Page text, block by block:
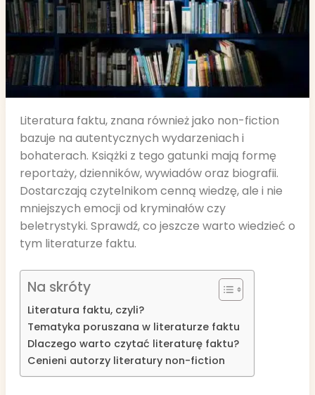
Literatura faktu, znana również jako non-fiction
bazuje na autentycznych wydarzeniach i
bohaterach. Książki z tego gatunki mają formę
reportaży, dzienników, wywiadów oraz biografii.
Dostarczają czytelnikom cenną wiedzę, ale i nie
mniejszych emocji od kryminałów czy
beletrystyki. Sprawdź, co jeszcze warto wiedzieć o
tym literaturze faktu.
Na skróty
Literatura faktu, czyli?
Tematyka poruszana w literaturze faktu
Dlaczego warto czytać literaturę faktu?
Cenieni autorzy literatury non-fiction